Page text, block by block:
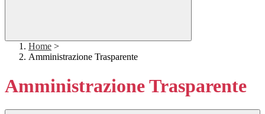
Home >
Amministrazione Trasparente
Amministrazione Trasparente